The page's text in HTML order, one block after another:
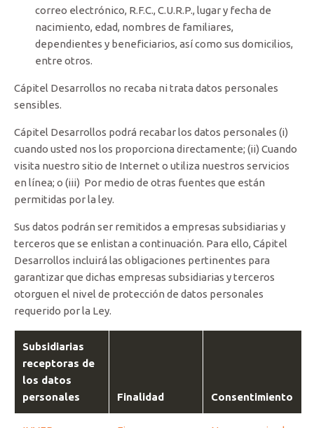
correo electrónico, R.F.C., C.U.R.P., lugar y fecha de
nacimiento, edad, nombres de familiares,
dependientes y beneficiarios, así como sus domicilios,
entre otros.
Cápitel Desarrollos no recaba ni trata datos personales
sensibles.
Cápitel Desarrollos podrá recabar los datos personales (i)
cuando usted nos los proporciona directamente; (ii) Cuando
visita nuestro sitio de Internet o utiliza nuestros servicios
en línea; o (iii) Por medio de otras fuentes que están
permitidas por la ley.
Sus datos podrán ser remitidos a empresas subsidiarias y
terceros que se enlistan a continuación. Para ello, Cápitel
Desarrollos incluirá las obligaciones pertinentes para
garantizar que dichas empresas subsidiarias y terceros
otorguen el nivel de protección de datos personales
requerido por la Ley.
Subsidiarias
receptoras de
los datos
personales
Finalidad Consentimiento